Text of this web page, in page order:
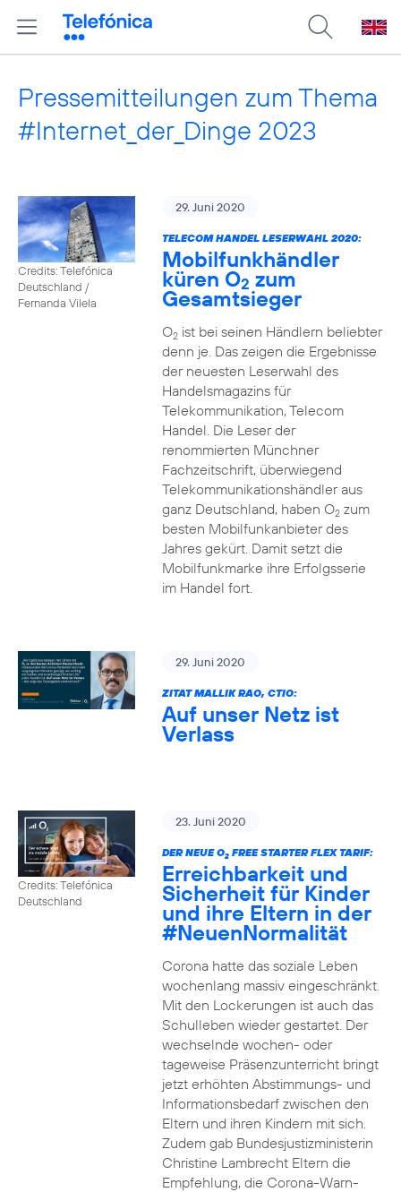
Pressemitteilungen zum Thema
#Internet_der_Dinge 2023
Credits: Telefónica
Deutschland /
Fernanda Vilela
29. Juni 2020
TELECOM HANDEL LESERWAHL 2020:
Mobilfunkhändler
küren O2 zum
Gesamtsieger
O2ist bei seinen Händlern beliebter
denn je. Das zeigen die Ergebnisse
der neuesten Leserwahl des
Handelsmagazins für
Telekommunikation, Telecom
Handel. Die Leser der
renommierten Münchner
Fachzeitschrift, überwiegend
Telekommunikationshändler aus
ganz Deutschland, haben O2zum
besten Mobilfunkanbieter des
Jahres gekürt. Damit setzt die
Mobilfunkmarke ihre Erfolgsserie
im Handel fort.
29. Juni 2020
ZITAT MALLIK RAO, CTIO:
Auf unser Netz ist
Verlass
Credits: Telefónica
Deutschland
23. Juni 2020
DER NEUE O2FREE STARTER FLEX TARIF:
Erreichbarkeit und
Sicherheit für Kinder
und ihre Eltern in der
#NeuenNormalität
Corona hatte das soziale Leben
wochenlang massiv eingeschränkt.
Mit den Lockerungen ist auch das
Schulleben wieder gestartet. Der
wechselnde wochen- oder
tageweise Präsenzunterricht bringt
jetzt erhöhten Abstimmungs- und
Informationsbedarf zwischen den
Eltern und ihren Kindern mit sich.
Zudem gab Bundesjustizministerin
Christine Lambrecht Eltern die
Empfehlung, die Corona-Warn-